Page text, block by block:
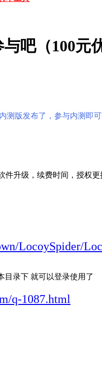
吧（100元
版发布了，参与内测即可
升级，续费时间，授权
LocoySpider/
目录下 就可以登录使用了
q-1087.html